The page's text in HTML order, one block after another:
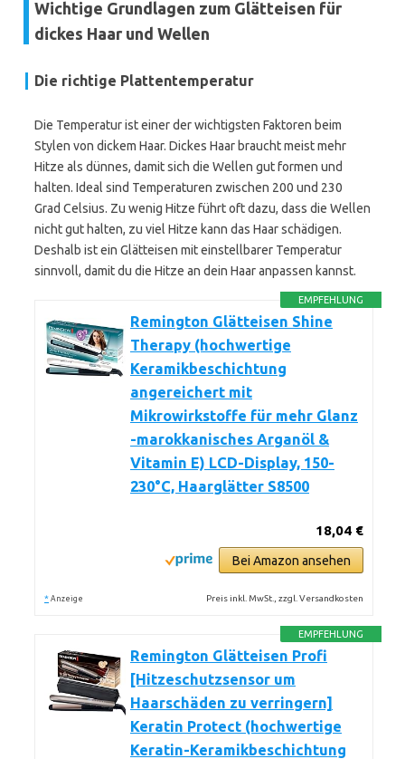
Wichtige Grundlagen zum Glätteisen für
dickes Haar und Wellen
Die richtige Plattentemperatur
Die Temperatur ist einer der wichtigsten Faktoren beim
Stylen von dickem Haar. Dickes Haar braucht meist mehr
Hitze als dünnes, damit sich die Wellen gut formen und
halten. Ideal sind Temperaturen zwischen 200 und 230
Grad Celsius. Zu wenig Hitze führt oft dazu, dass die Wellen
nicht gut halten, zu viel Hitze kann das Haar schädigen.
Deshalb ist ein Glätteisen mit einstellbarer Temperatur
sinnvoll, damit du die Hitze an dein Haar anpassen kannst.
EMPFEHLUNG
Remington Glätteisen Shine
Therapy (hochwertige
Keramikbeschichtung
angereichert mit
Mikrowirkstoffe für mehr Glanz
-marokkanisches Arganöl &
Vitamin E) LCD-Display, 150-
230°C, Haarglätter S8500
18,04 €
Bei Amazon ansehen
* Anzeige Preis inkl. MwSt., zzgl. Versandkosten
EMPFEHLUNG
Remington Glätteisen Profi
[Hitzeschutzsensor um
Haarschäden zu verringern]
Keratin Protect (hochwertige
Keratin-Keramikbeschichtung